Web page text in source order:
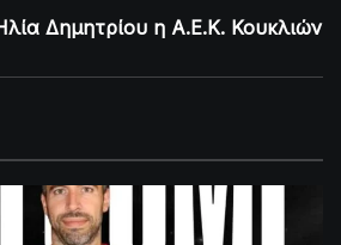
Δημητρίου η Α.Ε.Κ. Κουκλιών